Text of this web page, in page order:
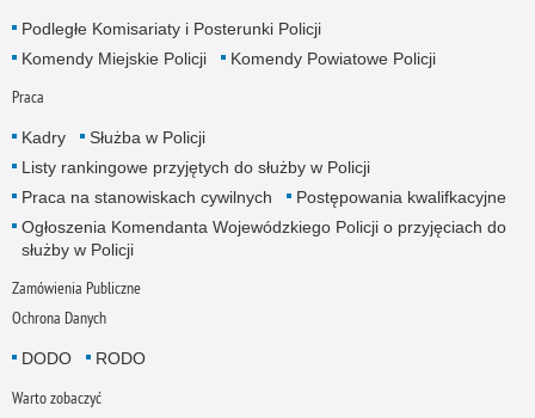
Podległe Komisariaty i Posterunki Policji
Komendy Miejskie Policji
Komendy Powiatowe Policji
Praca
Kadry
Służba w Policji
Listy rankingowe przyjętych do służby w Policji
Praca na stanowiskach cywilnych
Postępowania kwalifkacyjne
Ogłoszenia Komendanta Wojewódzkiego Policji o przyjęciach do
służby w Policji
Zamówienia Publiczne
Ochrona Danych
DODO RODO
Warto zobaczyć